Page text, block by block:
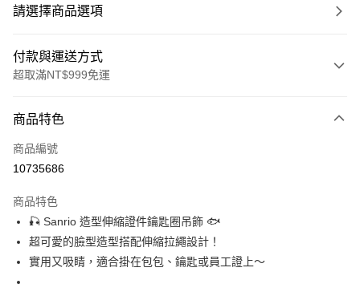
請選擇商品選項
付款與運送方式
超取滿NT$999免運
信用卡一次付款
信用卡分期付款
合作金庫商業銀行
華南商業銀行
彰化商業銀行
上海商業儲蓄銀行
台北富邦商業銀行
國泰世華商業銀行
兆豐國際商業銀行
超商取貨付款
LINE Pay
商品特色
商品編號
10735686
商品特色
🎣 Sanrio 造型伸縮證件鑰匙圈吊飾 🐟
超可愛的臉型造型搭配伸縮拉繩設計！
實用又吸睛，適合掛在包包、鑰匙或員工證上～